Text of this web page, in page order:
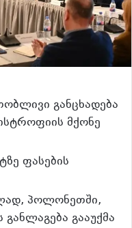
განცხადება
მქონე
ფასების
პოლონეთში,
განლაგება გააუქმა